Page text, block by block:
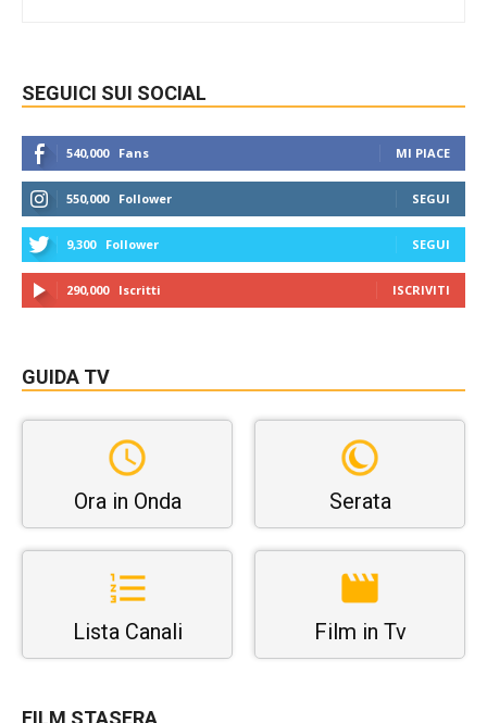
SEGUICI SUI SOCIAL
540,000 Fans MI PIACE
550,000 Follower SEGUI
9,300 Follower SEGUI
290,000 Iscritti ISCRIVITI
GUIDA TV
Ora in Onda Serata
Lista Canali Film in Tv